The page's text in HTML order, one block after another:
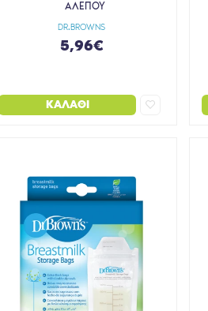
DR.BROWNS
ΑΛΕΠΟΥ
5,96€
ΚΑΛΆΘΙ